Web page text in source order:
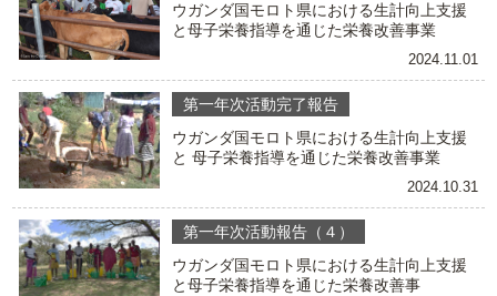
ウガンダ国モロト県における生計向上支援
と母子栄養指導を通じた栄養改善事業
2024.11.01
第一年次活動完了報告
ウガンダ国モロト県における生計向上支援
と 母子栄養指導を通じた栄養改善事業
2024.10.31
第一年次活動報告（４）
ウガンダ国モロト県における生計向上支援
と母子栄養指導を通じた栄養改善事